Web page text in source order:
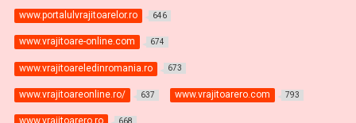
www.portalulvrajitoarelor.ro 646
www.vrajitoare-online.com 674
www.vrajitoareledinromania.ro 673
www.vrajitoareonline.ro/ 637 www.vrajitoarero.com 793
668